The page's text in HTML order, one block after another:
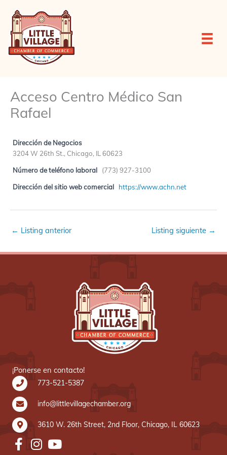
contenido
Acceso Centro Médico San
Rafael
Dirección de Negocios
3204 W 26th St., Chicago, IL 60623
Número de teléfono laboral (773) 927-3100
Dirección del sitio web comercial https://www.achn.net
← Listing anterior Listing siguiente →
¡Ponerse en contacto!
773-521-5387
info@littlevillagechamber.org
3610 W. 26th Street, 2nd Floor, Chicago, IL 60623